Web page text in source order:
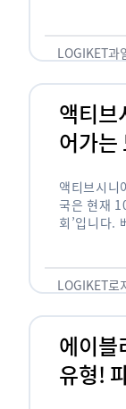
…
LOGIKET과
액티브
어가는
액티브시니
국은 현재
회’입니다.
오고 있습
LOGIKET로
에이블
유형!